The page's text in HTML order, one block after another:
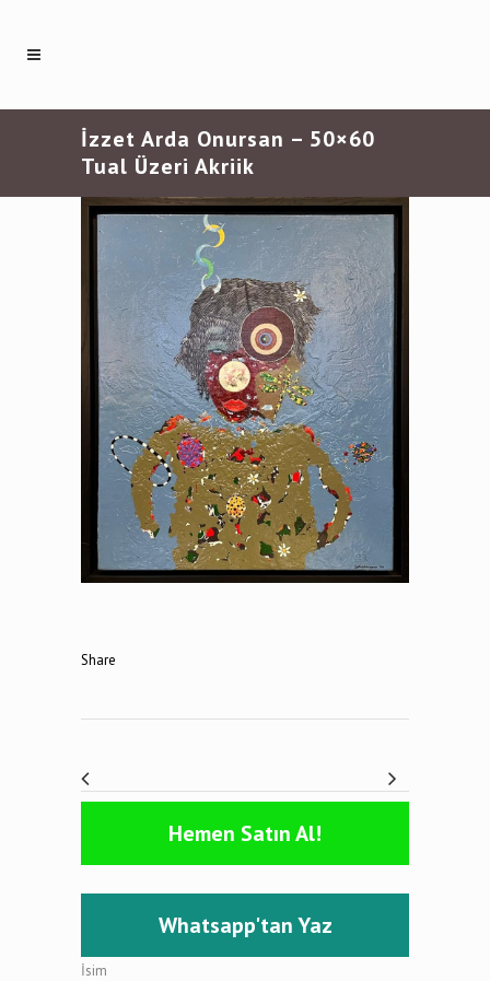
İzzet Arda Onursan – 50×60
Tual Üzeri Akriik
Share
Hemen Satın Al!
Whatsapp'tan Yaz
İsim